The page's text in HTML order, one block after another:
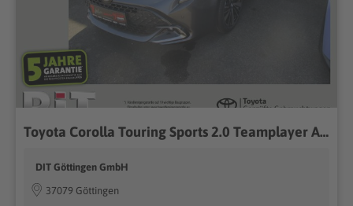
Toyota Corolla Touring Sports 2.0 Teamplayer ACC+LED
DIT Göttingen GmbH
37079 Göttingen